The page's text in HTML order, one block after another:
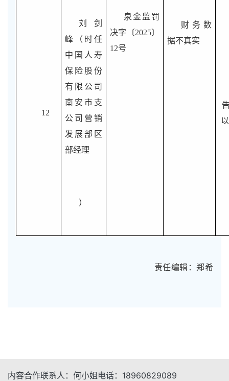
泉金监罚
决字〔2025〕
12号
财务数
据不真实
12
刘剑
峰（时任
中国人寿
保险股份
有限公司
南安市支
公司营销
发展部区
部经理
）
责任编辑：郑希
内容合作联系人： 何小姐 电话： 18960829089